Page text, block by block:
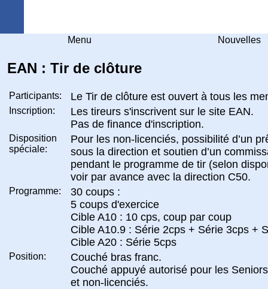
Menu Nouvelles
EAN : Tir de clôture
Participants: Le Tir de clôture est ouvert à tous les
Inscription:
Les tireurs s'inscrivent sur le site EAN.
Pas de finance d'inscription.
Disposition
spéciale:
Pour les non-licenciés, possibilité d’un
sous la direction et soutien d’un
pendant le programme de tir (selon
voir par avance avec la direction C50.
Programme:
30 coups :
5 coups d'exercice
Cible A10 : 10 cps, coup par coup
Cible A10.9 : Série 2cps + Série 3cps +
Cible A20 : Série 5cps
Position:
Couché bras franc.
Couché appuyé autorisé pour les
et non-licenciés.